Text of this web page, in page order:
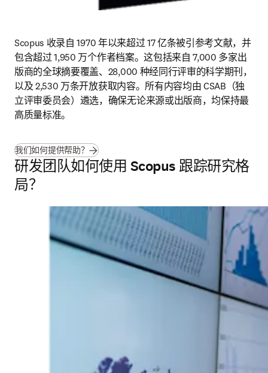
Scopus 收录自 1970 年以来超过 17 亿条被引参考文献，并
包含超过 1,950 万个作者档案。这包括来自 7,000 多家出
版商的全球摘要覆盖、28,000 种经同行评审的科学期刊，
以及 2,530 万条开放获取内容。所有内容均由 CSAB（独
立评审委员会）遴选，确保无论来源或出版商，均保持最
高质量标准。
我们如何提供帮助？
研发团队如何使用 Scopus 跟踪研究格
局？